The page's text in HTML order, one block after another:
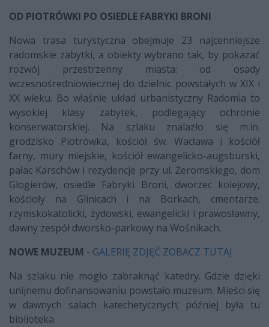
OD PIOTRÓWKI PO OSIEDLE FABRYKI BRONI
Nowa trasa turystyczna obejmuje 23 najcenniejsze
radomskie zabytki, a obiekty wybrano tak, by pokazać
rozwój przestrzenny miasta: od osady
wczesnośredniowiecznej do dzielnic powstałych w XIX i
XX wieku. Bo właśnie układ urbanistyczny Radomia to
wysokiej klasy zabytek, podlegający ochronie
konserwatorskiej. Na szlaku znalazło się m.in.
grodzisko Piotrówka, kościół św. Wacława i kościół
farny, mury miejskie, kościół ewangelicko-augsburski,
pałac Karschów i rezydencje przy ul. Żeromskiego, dom
Glogierów, osiedle Fabryki Broni, dworzec kolejowy,
kościoły na Glinicach i na Borkach, cmentarze:
rzymskokatolicki, żydowski, ewangelicki i prawosławny,
dawny zespół dworsko-parkowy na Wośnikach.
NOWE MUZEUM - GALERIĘ ZDJĘĆ ZOBACZ TUTAJ
Na szlaku nie mogło zabraknąć katedry. Gdzie dzięki
unijnemu dofinansowaniu powstało muzeum. Mieści się
w dawnych salach katechetycznych; później była tu
biblioteka.